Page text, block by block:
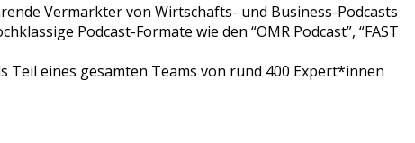
Vermarkter von Wirtschafts- und Business-Podcasts
Podcast-Formate wie den “OMR Podcast”, “FAST
Teil eines gesamten Teams von rund 400 Expert*innen